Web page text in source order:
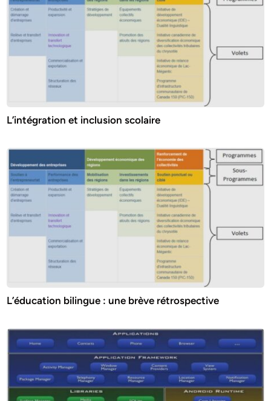
L’intégration et inclusion scolaire
L’éducation bilingue : une brève rétrospective